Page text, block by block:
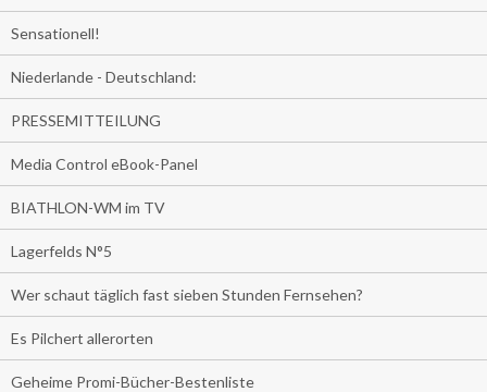
Sensationell!
Niederlande - Deutschland:
PRESSEMITTEILUNG
Media Control eBook-Panel
BIATHLON-WM im TV
Lagerfelds N°5
Wer schaut täglich fast sieben Stunden Fernsehen?
Es Pilchert allerorten
Geheime Promi-Bücher-Bestenliste